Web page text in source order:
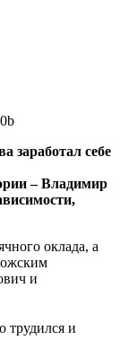
заработал себе
– Владимир
оклада, а
и
трудился и